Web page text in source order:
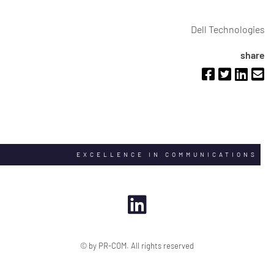
Dell Technologies
share
EXCELLENCE IN COMMUNICATIONS
© by PR-COM. All rights reserved